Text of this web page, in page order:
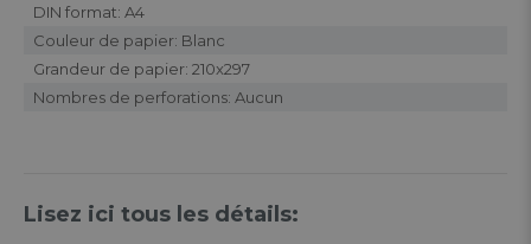
DIN format: A4
Couleur de papier: Blanc
Grandeur de papier: 210x297
Nombres de perforations: Aucun
Lisez ici tous les détails: